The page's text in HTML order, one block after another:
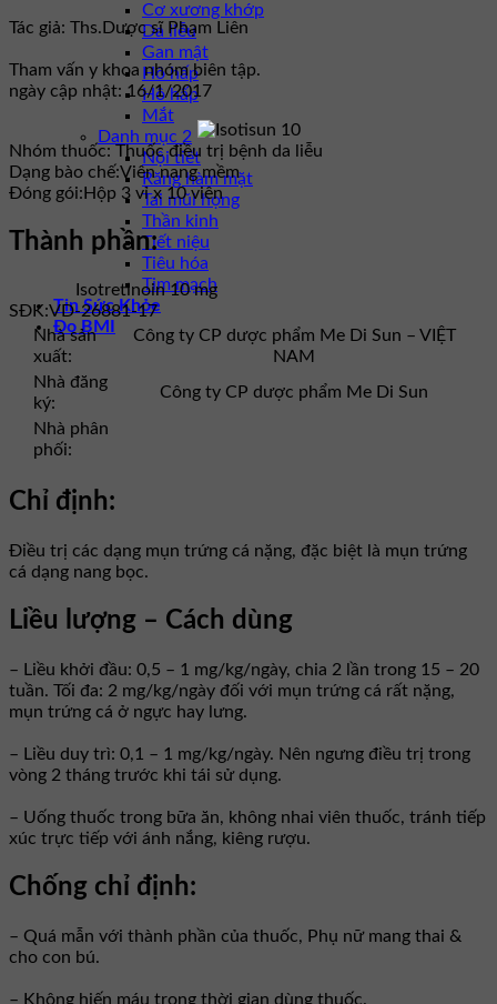
Cơ xương khớp
Da liễu
Gan mật
Hô hấp
Hô hấp
Mắt
Danh mục 2
Nội tiết
Răng hàm mặt
Tai mũi họng
Thần kinh
Tiết niệu
Tiêu hóa
Tim mạch
Tin Sức Khỏe
Đo BMI
Tác giả: Ths.Dược sĩ Phạm Liên
Tham vấn y khoa nhóm biên tập.
ngày cập nhật: 16/1/2017
Nhóm thuốc: Thuốc điều trị bệnh da liễu
Dạng bào chế:Viên nang mềm
Đóng gói: Hộp 3 vỉ x 10 viên
Thành phần:
Isotretinoin 10 mg
SĐK:VD-26881-17
Nhà sản
xuất:
Công ty CP dược phẩm Me Di Sun – VIỆT
NAM
Nhà đăng
ký:
Công ty CP dược phẩm Me Di Sun
Nhà phân
phối:
Chỉ định:
Điều trị các dạng mụn trứng cá nặng, đặc biệt là mụn trứng
cá dạng nang bọc.
Liều lượng – Cách dùng
– Liều khởi đầu: 0,5 – 1 mg/kg/ngày, chia 2 lần trong 15 – 20
tuần. Tối đa: 2 mg/kg/ngày đối với mụn trứng cá rất nặng,
mụn trứng cá ở ngực hay lưng.
– Liều duy trì: 0,1 – 1 mg/kg/ngày. Nên ngưng điều trị trong
vòng 2 tháng trước khi tái sử dụng.
– Uống thuốc trong bữa ăn, không nhai viên thuốc, tránh tiếp
xúc trực tiếp với ánh nắng, kiêng rượu.
Chống chỉ định:
– Quá mẫn với thành phần của thuốc, Phụ nữ mang thai &
cho con bú.
– Không hiến máu trong thời gian dùng thuốc.